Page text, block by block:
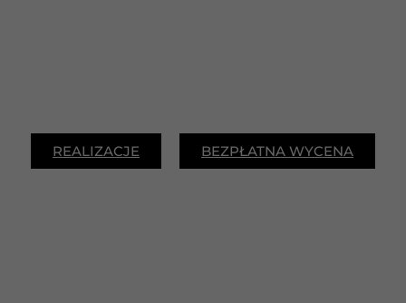
REALIZACJE BEZPŁATNA WYCENA